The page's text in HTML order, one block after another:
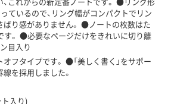
ているので、リング幅がコンパクトでリン
ばり感がありません。 ●ノートの枚数はた
す。 ●必要なページだけをきれいに切り離
目入り
オフタイプです。 ●「美しく書く」をサポー
を採用しました。
ト入り)